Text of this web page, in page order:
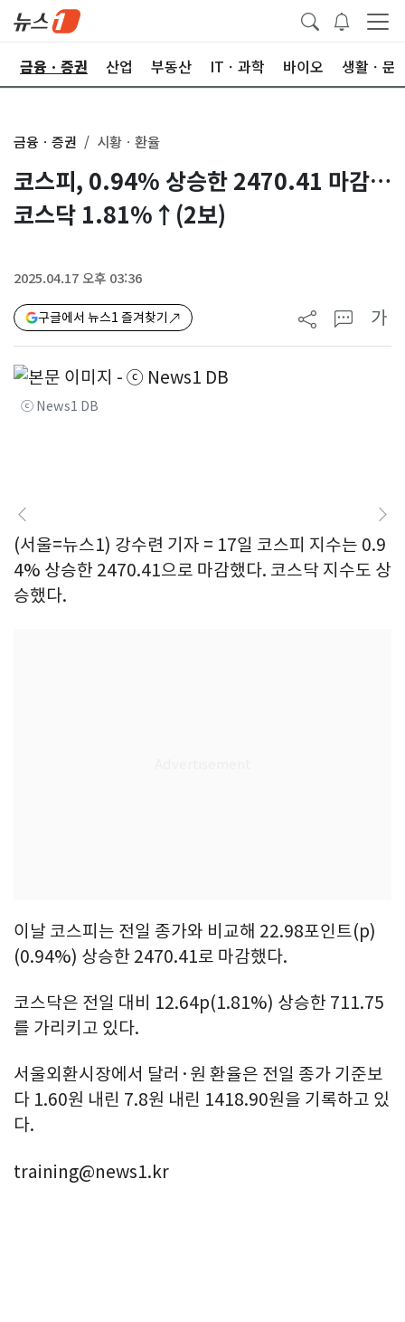
금융ㆍ증권 산업 부동산 ITㆍ과학 바이오 생활ㆍ문
금융ㆍ증권 시황ㆍ환율
코스피, 0.94% 상승한 2470.41 마감…
코스닥 1.81%↑(2보)
2025.04.17 오후 03:36
구글에서 뉴스1 즐겨찾기 가
ⓒ News1 DB
(서울=뉴스1) 강수련 기자 = 17일 코스피 지수는 0.9
4% 상승한 2470.41으로 마감했다. 코스닥 지수도 상
승했다.
이날 코스피는 전일 종가와 비교해 22.98포인트(p)
(0.94%) 상승한 2470.41로 마감했다.
코스닥은 전일 대비 12.64p(1.81%) 상승한 711.75
를 가리키고 있다.
서울외환시장에서 달러·원 환율은 전일 종가 기준보
다 1.60원 내린 7.8원 내린 1418.90원을 기록하고 있
다.
training@news1.kr